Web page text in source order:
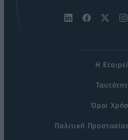
Η
Όροι
Πολιτική